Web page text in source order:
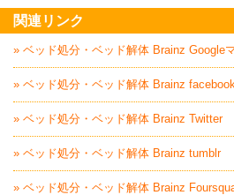
関連リンク
» ベッド処分・ベッド解体 Brainz Google
» ベッド処分・ベッド解体 Brainz facebook
» ベッド処分・ベッド解体 Brainz Twitter
» ベッド処分・ベッド解体 Brainz tumblr
» ベッド処分・ベッド解体 Brainz